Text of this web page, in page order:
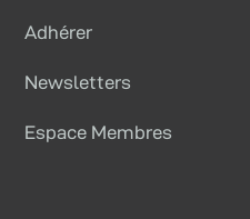
Adhérer
Newsletters
Espace Membres